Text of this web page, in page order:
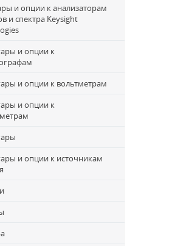
и опции к анализаторам
и спектра Keysight
и опции к
и опции к вольтметрам
и опции к
и опции к источникам